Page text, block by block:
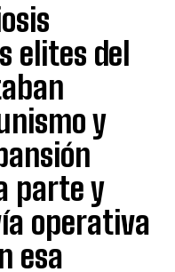
elites del
y
parte y
operativa
esa